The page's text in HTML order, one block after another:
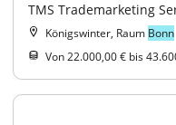
TMS Trademarketing
Königswinter, Raum Bonn
Von 22.000,00 € bis